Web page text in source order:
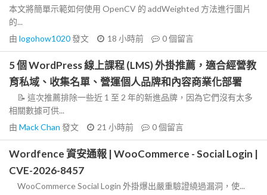
本文將簡單示範如何使用 OpenCV 的 addWeighted 方法進行圖片
的...
由 logohow1020發文 18 小時前 0個留言
5 個 WordPress 線上課程 (LMS) 外掛推薦，適合經營教
育私域、收集名單、營運個人品牌和內容商業化部署
📝 這次推薦排除一些近 1 至 2 年的新進品牌，因為它們沒有太多
相關數據可供...
由 Mack Chan 發文 21 小時前 0個留言
Wordfence 資安通報 | WooCommerce - Social Login |
CVE-2026-8457
WooCommerce Social Login 外掛爆出嚴重驗證繞過漏洞，使...